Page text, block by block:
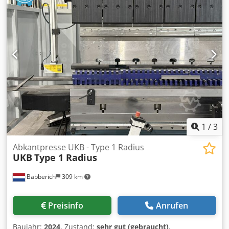
1 /3
Babberich 309 km
Abkantpresse UKB - Type 1 Radius
UKB Type 1 Radius
Preisinfo Anrufen
Baujahr: 2024, Zustand: sehr gut (gebraucht),